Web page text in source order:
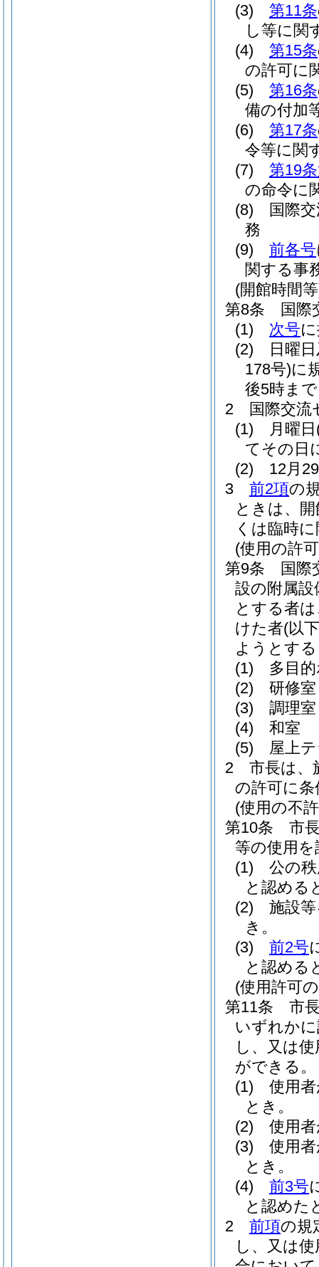
(3)
第11条
し等に関
(4)
第15条
の許可に
(5)
第16条
備の付加
(6)
第17条
令等に関
(7)
第19
の命令に
(8)
国際
務
(9)
前各号
関する事
(開館時間
第8条
国際
(1)
次号
(2)
日曜
178号)に
後5時まで
2
国際交
(1)
月曜日
てその日
(2)
12月
3
前2項の
ときは、
くは臨時
(使用の許
第9条
国際
設の附属設
とする者
けた者(以
ようとす
(1)
多目
(2)
研修室
(3)
調理室
(4)
和室
(5)
屋上
2
市長は、
の許可に
(使用の不
第10条
市
等の使用
(1)
公の
と認める
(2)
施設
き。
(3)
前2号
と認める
(使用許可
第11条
市
いずれか
し、又は
ができる。
(1)
使用
とき。
(2)
使用
(3)
使用
とき。
(4)
前3号
と認めた
2
前項の規
し、又は